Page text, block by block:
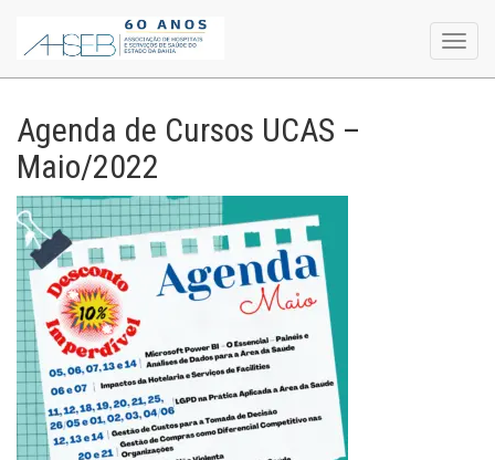
Agenda de Cursos UCAS –
Maio/2022